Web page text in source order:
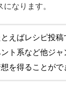
なります。
えばレシピ投稿
ト系など他ジャ
を得ることがで